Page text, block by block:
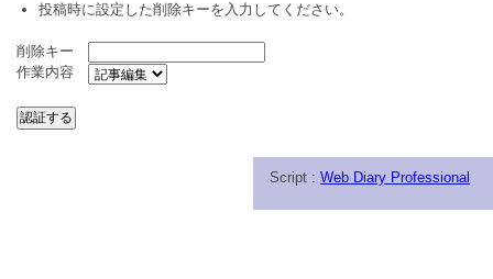
投稿時に設定した削除キーを入力してください。
削除キー
作業内容
Script : Web Diary Professional